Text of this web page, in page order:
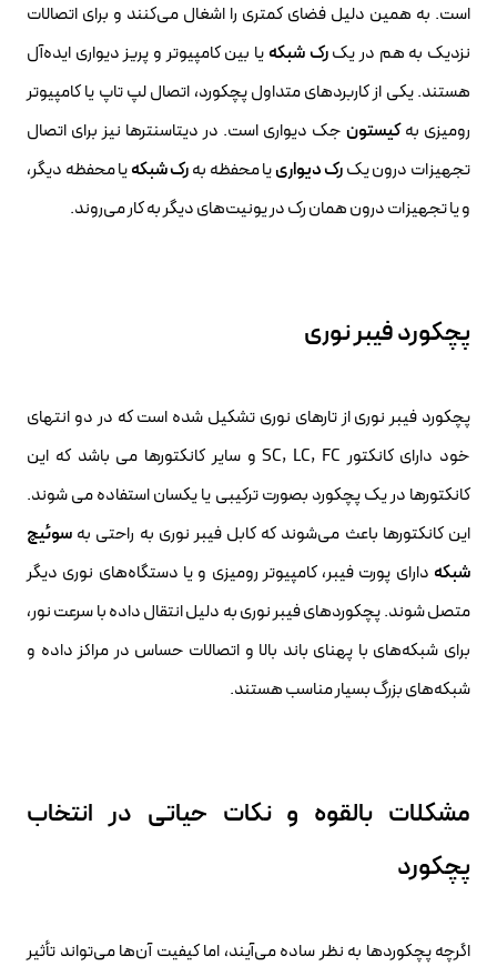
است. به همین دلیل فضای کمتری را اشغال می‌کنند و برای اتصالات
نزدیک به هم در یکرک شبکه یا بین کامپیوتر و پریز دیواری ایده‌آل
هستند. یکی از کاربردهای متداول پچکورد، اتصال لپ تاپ یا کامپیوتر
رومیزی بهکیستون جک دیواری است. در دیتاسنترها نیز برای اتصال
تجهیزات درون یکرک دیوارییا محفظه بهرک شبکهیا محفظه دیگر،
و یا تجهیزات درون همان رک در یونیت‌های دیگر به کار می‌روند.
پچکورد فیبر نوری
پچکورد فیبر نوری از تارهای نوری تشکیل شده است که در دو انتهای
خود دارای کانکتور SC, LC, FC و سایر کانکتورها می باشد که این
کانکتورها در یک پچکورد بصورت ترکیبی یا یکسان استفاده می شوند.
این کانکتورها باعث می‌شوند که کابل فیبر نوری به راحتی به سوئیچ
شبکه دارای پورت فیبر، کامپیوتر رومیزی و یا دستگاه‌های نوری دیگر
متصل شوند. پچکوردهای فیبر نوری به دلیل انتقال داده با سرعت نور،
برای شبکه‌های با پهنای باند بالا و اتصالات حساس در مراکز داده و
شبکه‌های بزرگ بسیار مناسب هستند.
مشکلات بالقوه و نکات حیاتی در انتخاب
پچکورد
اگرچه پچکوردها به نظر ساده می‌آیند، اما کیفیت آن‌ها می‌تواند تأثیر